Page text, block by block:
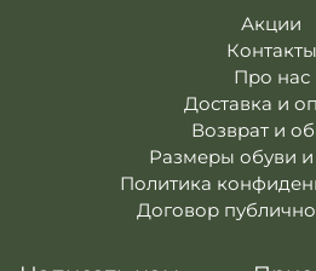
Акции
Контакты
Про нас
Доставка и
Возврат и
Размеры обуви
Политика
Договор